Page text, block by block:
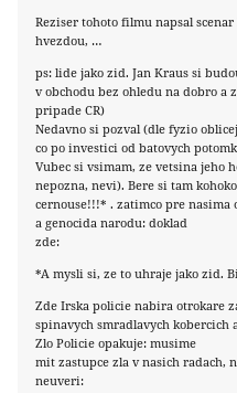
Reziser tohoto filmu napsal
hvezdou, …
ps: lide jako zid. Jan Kraus si
v obchodu bez ohledu na dobro a
pripade CR)
Nedavno si pozval (dle fyzio
co po investici od batovych
Vubec si vsimam, ze vetsina jeho
nepozna, nevi). Bere si tam
cernouse!!!* . zatimco pre
a genocida narodu: doklad
zde:
*A mysli si, ze to uhraje jako zid.
Zde Irska policie nabira otrokare
spinavych smradlavych kobercich
Zlo Policie opakuje: musime
mit zastupce zla v nasich radach,
neuveri: